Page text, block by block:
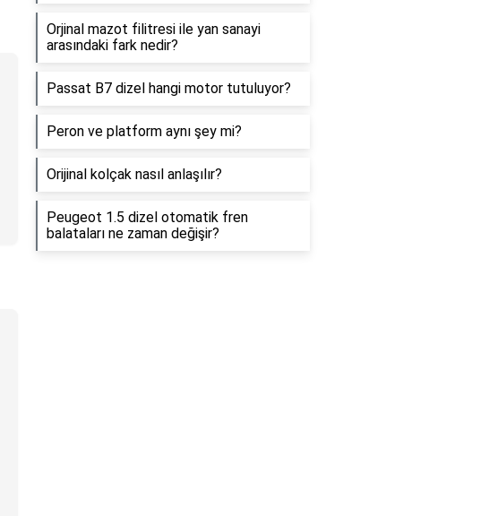
Orjinal mazot filitresi ile yan sanayi
arasındaki fark nedir?
Passat B7 dizel hangi motor tutuluyor?
Peron ve platform aynı şey mi?
Orijinal kolçak nasıl anlaşılır?
Peugeot 1.5 dizel otomatik fren
balataları ne zaman değişir?